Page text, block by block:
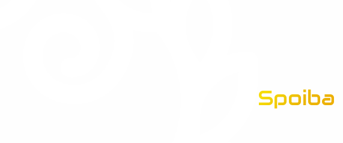
Spoiba